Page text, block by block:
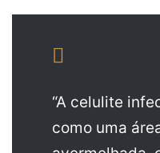
“A celulite
como uma